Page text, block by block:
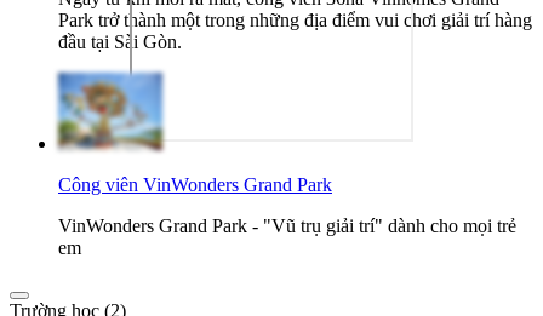
Park trở thành một trong những địa điểm vui chơi giải trí hàng
đầu tại Sài Gòn.
Công viên VinWonders Grand Park
VinWonders Grand Park - "Vũ trụ giải trí" dành cho mọi trẻ
em
Trường học (2)